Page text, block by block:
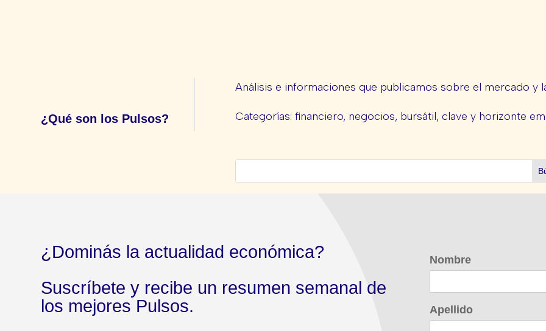
¿Qué son los Pulsos?
Análisis e informaciones que publicamos sobre el mercado y
Categorías: financiero, negocios, bursátil, clave y horizonte
¿Dominás la actualidad económica?
Suscríbete y recibe un resumen semanal de
los mejores Pulsos.
Nombre
Apellido